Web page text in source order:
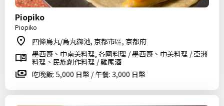
Piopiko
Piopiko
四條烏丸/烏丸御池, 京都市區, 京都府
墨西哥、中南美料理, 各國料理 / 墨西哥、中美料理 / 亞洲
料理、民族創作料理 / 雞尾酒
吃晚飯: 5,000 日幣 / 午餐: 3,000 日幣